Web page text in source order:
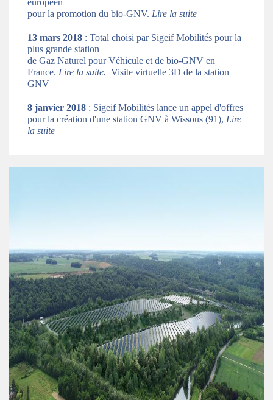
européen
pour la promotion du bio-GNV. Lire la suite
13 mars 2018 : Total choisi par Sigeif Mobilités pour la
plus grande station
de Gaz Naturel pour Véhicule et de bio-GNV en
France. Lire la suite. Visite virtuelle 3D de la station
GNV
8 janvier 2018 : Sigeif Mobilités lance un appel d'offres
pour la création d'une station GNV à Wissous (91), Lire
la suite